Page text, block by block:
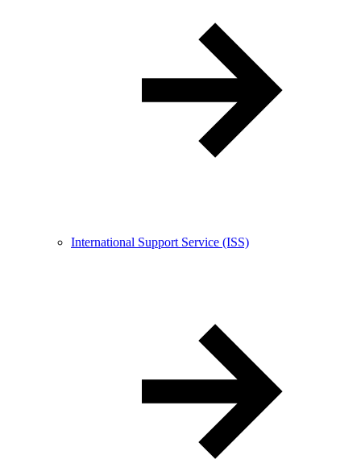
International Support Service (ISS)